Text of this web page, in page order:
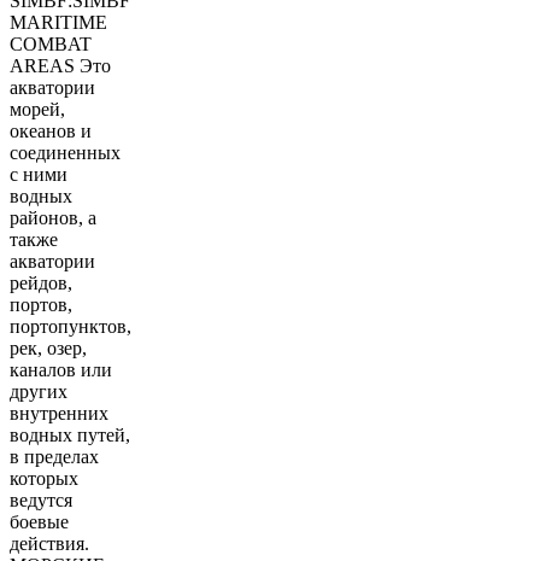
MARITIME
COMBAT
AREAS Это
акватории
морей,
океанов и
соединенных
с ними
водных
районов, а
также
акватории
рейдов,
портов,
портопунктов,
рек, озер,
каналов или
других
внутренних
водных путей,
в пределах
которых
ведутся
боевые
действия.